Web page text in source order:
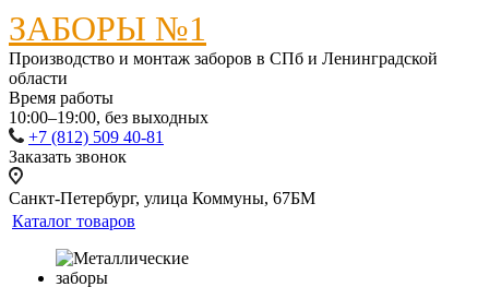
ЗАБОРЫ №1
Производство и монтаж заборов в СПб и Ленинградской
области
Время работы
10:00–19:00, без выходных
+7 (812) 509 40-81
Заказать звонок
Санкт-Петербург, улица Коммуны, 67БМ
Каталог товаров